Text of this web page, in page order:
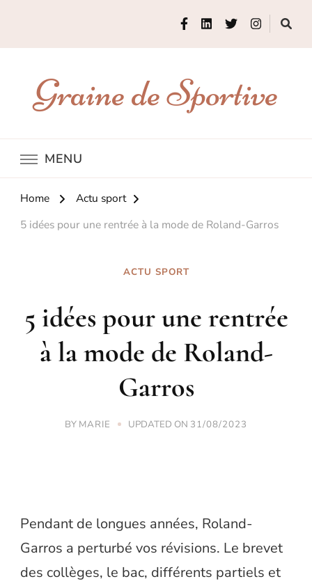
Graine de Sportive
MENU
Home
Actu sport
5 idées pour une rentrée à la mode de Roland-Garros
ACTU SPORT
5 idées pour une rentrée
à la mode de Roland-
Garros
BY MARIE UPDATED ON 31/08/2023
Pendant de longues années, Roland-
Garros a perturbé vos révisions. Le brevet
des collèges, le bac, différents partiels et